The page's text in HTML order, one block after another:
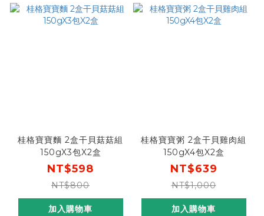
桂格寶寶麵 2盒干貝菇菇組
150gX3包X2盒
NT$598
NT$800
加入購物車
桂格寶寶粥 2盒干貝雞肉組
150gX4包X2盒
NT$639
NT$1,000
加入購物車